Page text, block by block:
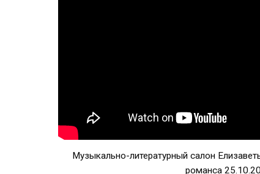
Музыкально-литературный салон
романса